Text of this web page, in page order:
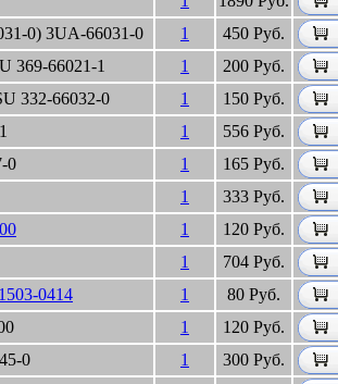
0) 3UA-66031-0
1
450 Руб.
369-66021-1
1
200 Руб.
332-66032-0
1
150 Руб.
1
556 Руб.
0
1
165 Руб.
1
333 Руб.
1
120 Руб.
1
704 Руб.
0414
1
80 Руб.
1
120 Руб.
0
1
300 Руб.